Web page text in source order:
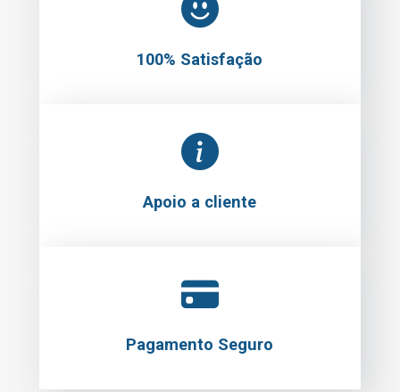
100% Satisfação
Apoio a cliente
Pagamento Seguro